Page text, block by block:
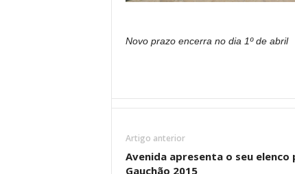
Novo prazo encerra no dia 1º de abril
Artigo anterior
Avenida apresenta o seu elenco
Gauchão 2015